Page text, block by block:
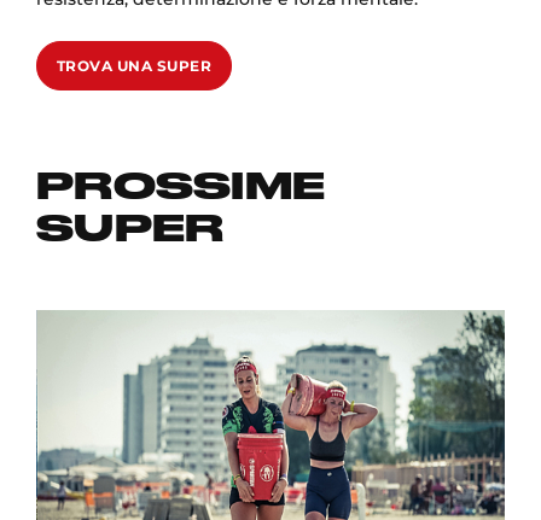
TROVA UNA SUPER
PROSSIME
SUPER